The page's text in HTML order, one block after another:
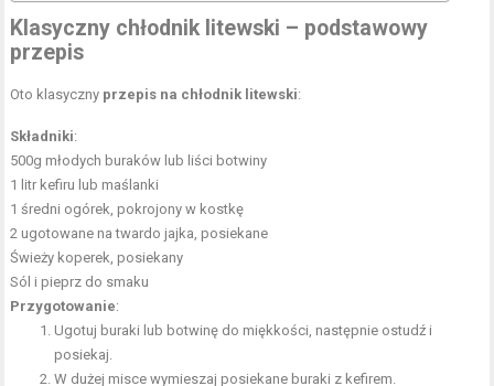
Klasyczny chłodnik litewski – podstawowy
przepis
Oto klasyczny przepis na chłodnik litewski:
Składniki:
500g młodych buraków lub liści botwiny
1 litr kefiru lub maślanki
1 średni ogórek, pokrojony w kostkę
2 ugotowane na twardo jajka, posiekane
Świeży koperek, posiekany
Sól i pieprz do smaku
Przygotowanie:
Ugotuj buraki lub botwinę do miękkości, następnie ostudź i
posiekaj.
W dużej misce wymieszaj posiekane buraki z kefirem.